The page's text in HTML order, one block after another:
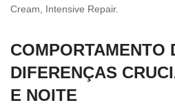
Cream, Intensive Repair.
COMPORTAMENTO
DIFERENÇAS
E NOITE